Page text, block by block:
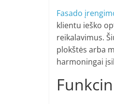
Fasado
klientu ieško
reikalavimus.
plokštės arba
harmoningai